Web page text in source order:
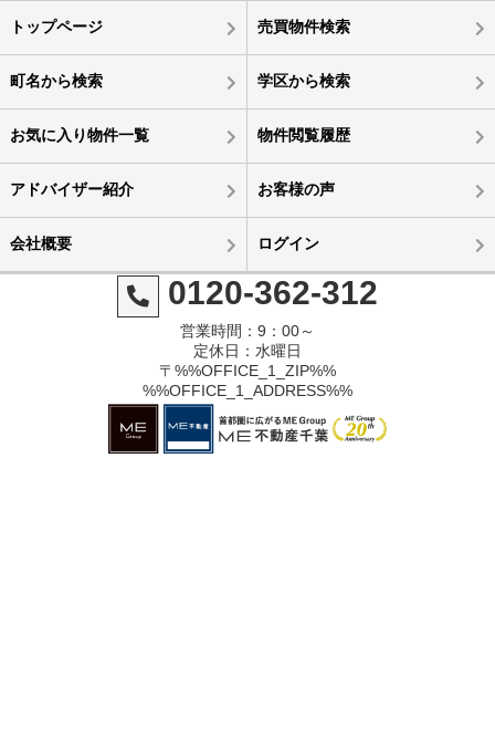
トップページ 売買物件検索
町名から検索 学区から検索
お気に入り物件一覧 物件閲覧履歴
アドバイザー紹介 お客様の声
会社概要 ログイン
0120-362-312
営業時間：9：00～
定休日：水曜日
〒%%OFFICE_1_ZIP%%
%%OFFICE_1_ADDRESS%%